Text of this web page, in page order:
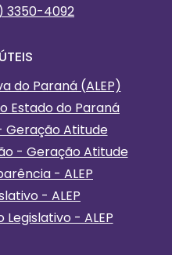
3350-4092
do Paraná (ALEP)
Estado do Paraná
Geração Atitude
- Geração Atitude
- ALEP
- ALEP
- ALEP